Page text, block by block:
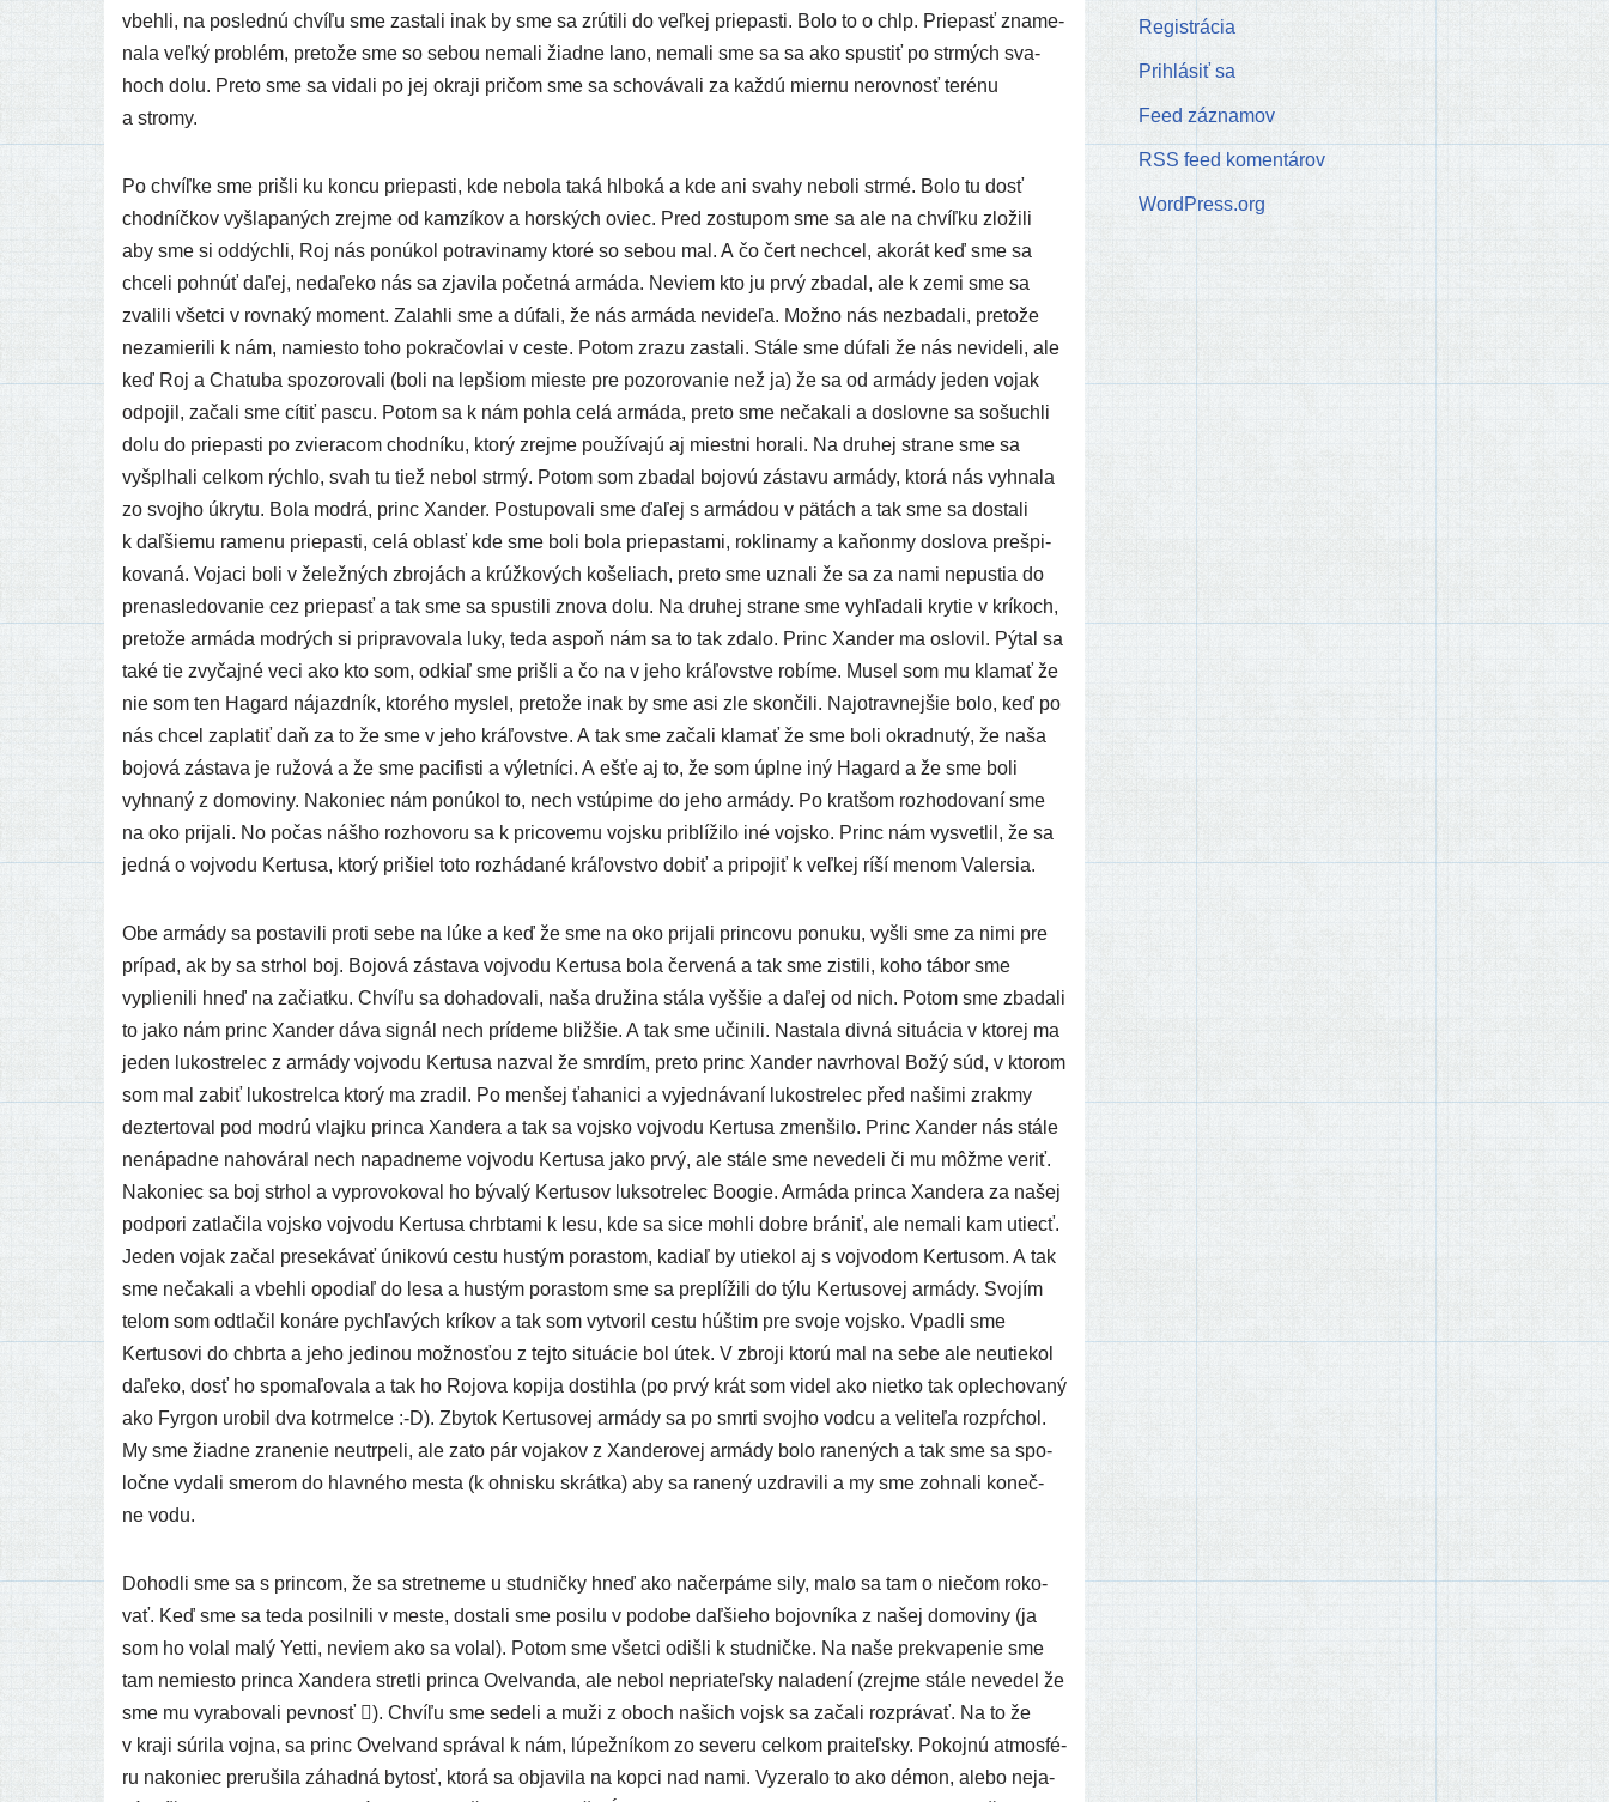
vbeh­li, na posled­nú chví­ľu sme zasta­li inak by sme sa zrú­ti­li do veľ­kej prie­pas­ti. Bolo to o chlp. Priepasť zna­me­
na­la veľ­ký prob­lém, pre­to­že sme so sebou nema­li žiad­ne lano, nema­li sme sa sa ako spus­tiť po str­mých sva­
hoch dolu. Preto sme sa vida­li po jej okra­ji pri­čom sme sa scho­vá­va­li za kaž­dú mier­nu nerov­nosť teré­nu
a stromy.
Po chvíľ­ke sme priš­li ku kon­cu prie­pas­ti, kde nebo­la taká hlbo­ká a kde ani sva­hy nebo­li str­mé. Bolo tu dosť
chod­níč­kov vyšla­pa­ných zrej­me od kam­zí­kov a hor­ských oviec. Pred zostu­pom sme sa ale na chvíľ­ku zlo­ži­li
aby sme si oddých­li, Roj nás ponú­kol potra­vi­na­my kto­ré so sebou mal. A čo čert nech­cel, ako­rát keď sme sa
chce­li pohnúť daľej, neda­ľe­ko nás sa zja­vi­la počet­ná armá­da. Neviem kto ju prvý zba­dal, ale k zemi sme sa
zva­li­li všet­ci v rov­na­ký moment. Zalahli sme a dúfa­li, že nás armá­da nevi­de­ľa. Možno nás nez­ba­da­li, pre­to­že
neza­mie­ri­li k nám, namies­to toho pokra­čov­lai v ces­te. Potom zra­zu zasta­li. Stále sme dúfa­li že nás nevi­de­li, ale
keď Roj a Chatuba spo­zo­ro­va­li (boli na lep­ši­om mies­te pre pozo­ro­va­nie než ja) že sa od armá­dy jeden vojak
odpo­jil, zača­li sme cítiť pas­cu. Potom sa k nám pohla celá armá­da, pre­to sme neča­ka­li a doslov­ne sa sošuch­li
dolu do prie­pas­ti po zvie­ra­com chod­ní­ku, kto­rý zrej­me pou­ží­va­jú aj miest­ni hora­li. Na dru­hej stra­ne sme sa
vyšpl­ha­li cel­kom rých­lo, svah tu tiež nebol str­mý. Potom som zba­dal bojo­vú zásta­vu armá­dy, kto­rá nás vyhna­la
zo svoj­ho úkry­tu. Bola mod­rá, princ Xander. Postupovali sme ďaľej s armá­dou v pätách a tak sme sa dosta­li
k daľ­šie­mu rame­nu prie­pas­ti, celá oblasť kde sme boli bola prie­pas­ta­mi, rok­li­na­my a kaňon­my doslo­va pre­špi­
ko­va­ná. Vojaci boli v želež­ných zbro­jách a krúž­ko­vých koše­liach, pre­to sme uzna­li že sa za nami nepus­tia do
pre­na­sle­do­va­nie cez prie­pasť a tak sme sa spus­ti­li zno­va dolu. Na dru­hej stra­ne sme vyhľa­da­li kry­tie v krí­koch,
pre­to­že armá­da mod­rých si pri­pra­vo­va­la luky, teda aspoň nám sa to tak zda­lo. Princ Xander ma oslo­vil. Pýtal sa
také tie zvy­čaj­né veci ako kto som, odkiaľ sme priš­li a čo na v jeho krá­ľov­stve robí­me. Musel som mu kla­mať že
nie som ten Hagard nájaz­dník, kto­ré­ho mys­lel, pre­to­že inak by sme asi zle skon­či­li. Najotravnejšie bolo, keď po
nás chcel zapla­tiť daň za to že sme v jeho krá­ľov­stve. A tak sme zača­li kla­mať že sme boli okrad­nu­tý, že naša
bojo­vá zásta­va je ružo­vá a že sme paci­fis­ti a výlet­ní­ci. A ešťe aj to, že som úpl­ne iný Hagard a že sme boli
vyhna­ný z domo­vi­ny. Nakoniec nám ponú­kol to, nech vstú­pi­me do jeho armá­dy. Po krat­šom roz­ho­do­va­ní sme
na oko pri­ja­li. No počas náš­ho roz­ho­vo­ru sa k pri­co­ve­mu voj­sku pri­blí­ži­lo iné voj­sko. Princ nám vysvet­lil, že sa
jed­ná o voj­vo­du Kertusa, kto­rý pri­šiel toto roz­há­da­né krá­ľov­stvo dobiť a pri­po­jiť k veľ­kej ríší menom Valersia.
Obe armá­dy sa posta­vi­li pro­ti sebe na lúke a keď že sme na oko pri­ja­li prin­co­vu ponu­ku, vyšli sme za nimi pre
prí­pad, ak by sa str­hol boj. Bojová zásta­va voj­vo­du Kertusa bola čer­ve­ná a tak sme zis­ti­li, koho tábor sme
vyplie­ni­li hneď na začiat­ku. Chvíľu sa doha­do­va­li, naša dru­ži­na stá­la vyš­šie a daľej od nich. Potom sme zba­da­li
to jako nám princ Xander dáva sig­nál nech prí­de­me bliž­šie. A tak sme uči­ni­li. Nastala div­ná situ­ácia v kto­rej ma
jeden luko­stre­lec z armá­dy voj­vo­du Kertusa nazval že smr­dím, pre­to princ Xander navrho­val Božý súd, v kto­rom
som mal zabiť luko­strel­ca kto­rý ma zra­dil. Po men­šej ťaha­ni­ci a vyjed­ná­va­ní luko­stre­lec před naši­mi zrak­my
dez­ter­to­val pod mod­rú vlaj­ku prin­ca Xandera a tak sa voj­sko voj­vo­du Kertusa zmen­ši­lo. Princ Xander nás stá­le
nená­pad­ne naho­vá­ral nech napad­ne­me voj­vo­du Kertusa jako prvý, ale stá­le sme neve­de­li či mu môž­me veriť.
Nakoniec sa boj str­hol a vypro­vo­ko­val ho býva­lý Kertusov luk­sot­re­lec Boogie. Armáda prin­ca Xandera za našej
pod­po­ri zatla­či­la voj­sko voj­vo­du Kertusa chrb­ta­mi k lesu, kde sa sice moh­li dob­re brá­niť, ale nema­li kam utiecť.
Jeden vojak začal pre­se­ká­vať úni­ko­vú ces­tu hus­tým poras­tom, kadiaľ by utie­kol aj s voj­vo­dom Kertusom. A tak
sme neča­ka­li a vbeh­li opo­diaľ do lesa a hus­tým poras­tom sme sa pre­plí­ži­li do týlu Kertusovej armá­dy. Svojím
telom som odtla­čil koná­re pych­ľa­vých krí­kov a tak som vytvo­ril ces­tu húš­tim pre svo­je voj­sko. Vpadli sme
Kertusovi do chbr­ta a jeho jedi­nou mož­nos­ťou z tej­to situ­ácie bol útek. V zbro­ji kto­rú mal na sebe ale neutie­kol
daľe­ko, dosť ho spo­ma­ľo­va­la a tak ho Rojova kopi­ja dostih­la (po prvý krát som videl ako niet­ko tak ople­cho­va­ný
ako Fyrgon uro­bil dva kotr­mel­ce :-D). Zbytok Kertusovej armá­dy sa po smr­ti svoj­ho vod­cu a veli­te­ľa roz­pŕ­chol.
My sme žiad­ne zra­ne­nie neu­tr­pe­li, ale zato pár voja­kov z Xanderovej armá­dy bolo rane­ných a tak sme sa spo­
loč­ne vyda­li sme­rom do hlav­né­ho mes­ta (k ohnis­ku skrát­ka) aby sa rane­ný uzdra­vi­li a my sme zohna­li koneč­
ne vodu.
Dohodli sme sa s prin­com, že sa stret­ne­me u stud­nič­ky hneď ako načer­pá­me sily, malo sa tam o nie­čom roko­
vať. Keď sme sa teda posil­ni­li v mes­te, dosta­li sme posi­lu v podo­be daľ­šie­ho bojov­ní­ka z našej domo­vi­ny (ja
som ho volal malý Yetti, neviem ako sa volal). Potom sme všet­ci odiš­li k stud­nič­ke. Na naše prek­va­pe­nie sme
tam nemies­to prin­ca Xandera stret­li prin­ca Ovelvanda, ale nebol nepria­teľ­sky nala­de­ní (zrej­me stá­le neve­del že
sme mu vyra­bo­va­li pev­nosť ). Chvíľu sme sede­li a muži z oboch našich voj­sk sa zača­li roz­prá­vať. Na to že
v kra­ji súri­la voj­na, sa princ Ovelvand sprá­val k nám, lúpež­ní­kom zo seve­ru cel­kom prai­teľ­sky. Pokojnú atmo­sfé­
ru nako­niec pre­ru­ši­la záhad­ná bytosť, kto­rá sa obja­vi­la na kop­ci nad nami. Vyzeralo to ako démon, ale­bo neja­
Registrácia
Prihlásiť sa
Feed záznamov
RSS feed komentárov
WordPress.org